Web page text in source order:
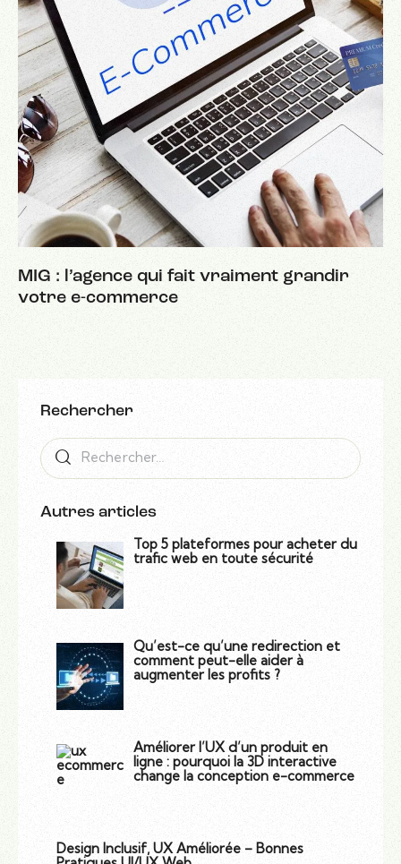
MIG : l’agence qui fait vraiment grandir
votre e-commerce
Rechercher
Autres articles
Top 5 plateformes pour acheter du
trafic web en toute sécurité
Qu’est-ce qu’une redirection et
comment peut-elle aider à
augmenter les profits ?
Améliorer l’UX d’un produit en
ligne : pourquoi la 3D interactive
change la conception e-commerce
Design Inclusif, UX Améliorée – Bonnes